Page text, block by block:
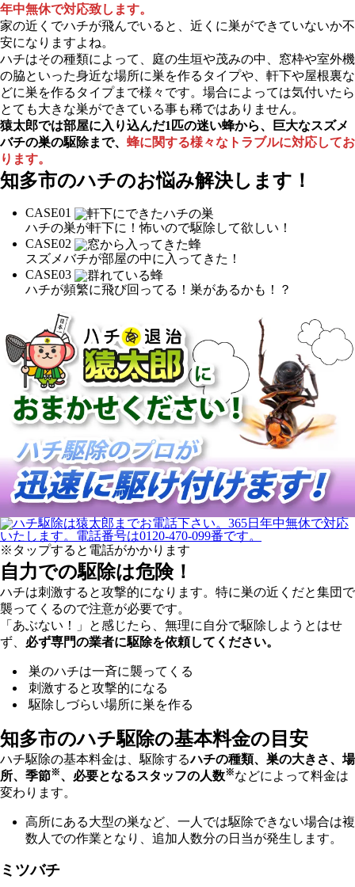
年中無休で対応致します。
家の近くでハチが飛んでいると、近くに巣ができていないか不
安になりますよね。
ハチはその種類によって、庭の生垣や茂みの中、窓枠や室外機
の脇といった身近な場所に巣を作るタイプや、軒下や屋根裏な
どに巣を作るタイプまで様々です。場合によっては気付いたら
とても大きな巣ができている事も稀ではありません。
猿太郎では部屋に入り込んだ1匹の迷い蜂から、巨大なスズメ
バチの巣の駆除まで、 蜂に関する様々なトラブルに対応してお
ります。
知多市のハチのお悩み解決します！
CASE01
ハチの巣が軒下に！怖いので駆除して欲しい！
CASE02
スズメバチが部屋の中に入ってきた！
CASE03
ハチが頻繁に飛び回ってる！巣があるかも！？
※タップすると電話がかかります
自力での駆除は危険！
ハチは刺激すると攻撃的になります。特に巣の近くだと集団で
襲ってくるので注意が必要です。
「あぶない！」と感じたら、無理に自分で駆除しようとはせ
ず、 必ず専門の業者に駆除を依頼してください。
巣のハチは一斉に襲ってくる
刺激すると攻撃的になる
駆除しづらい場所に巣を作る
知多市のハチ駆除の基本料金の目安
ハチ駆除の基本料金は、駆除するハチの種類、巣の大きさ、場
所、季節※、必要となるスタッフの人数※などによって料金は
変わります。
高所にある大型の巣など、一人では駆除できない場合は複
数人での作業となり、追加人数分の日当が発生します。
ミツバチ